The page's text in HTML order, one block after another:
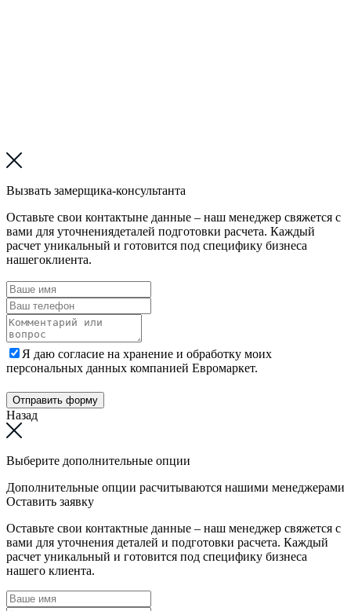
Вызвать замерщика-консультанта
Оставьте свои контактыне данные – наш менеджер свяжется с
вами для уточнениядеталей подготовки расчета. Каждый
расчет уникальный и готовится под специфику бизнеса
нашегоклиента.
Я даю согласие на хранение и обработку моих
персональных данных компанией Евромаркет.
Отправить форму
Назад
Выберите дополнительные опции
Дополнительные опции расчитываются нашими менеджерами
Оставить заявку
Оставьте свои контактные данные – наш менеджер свяжется с
вами для уточнения деталей и подготовки расчета. Каждый
расчет уникальный и готовится под специфику бизнеса
нашего клиента.